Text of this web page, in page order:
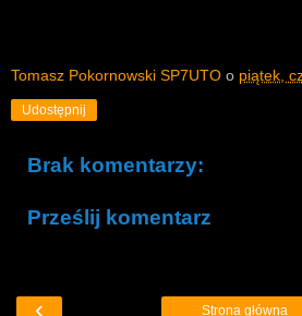
Tomasz Pokornowski SP7UTO o piątek,
Udostępnij
Brak komentarzy:
Prześlij komentarz
‹ Strona główna